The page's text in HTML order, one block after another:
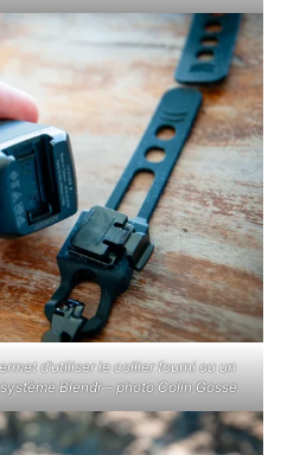
d’utiliser le collier fourni ou un
Blendr – photo Colin Gosse